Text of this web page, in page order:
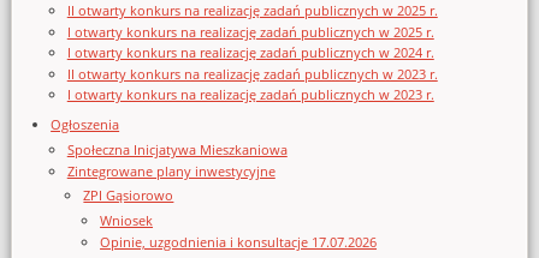
II otwarty konkurs na realizację zadań publicznych w 2025 r.
I otwarty konkurs na realizację zadań publicznych w 2025 r.
I otwarty konkurs na realizację zadań publicznych w 2024 r.
II otwarty konkurs na realizację zadań publicznych w 2023 r.
I otwarty konkurs na realizację zadań publicznych w 2023 r.
Ogłoszenia
Społeczna Inicjatywa Mieszkaniowa
Zintegrowane plany inwestycyjne
ZPI Gąsiorowo
Wniosek
Opinie, uzgodnienia i konsultacje 17.07.2026